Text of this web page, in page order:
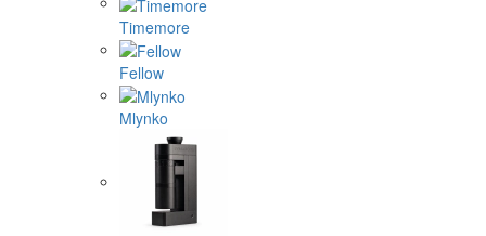
Timemore
Fellow
Mlynko